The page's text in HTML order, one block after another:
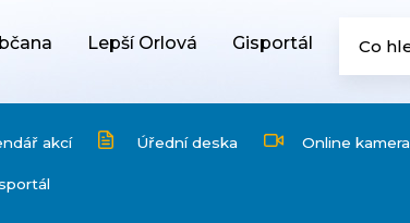
Lepší Orlová Gisportál
akcí Úřední deska Online kamera